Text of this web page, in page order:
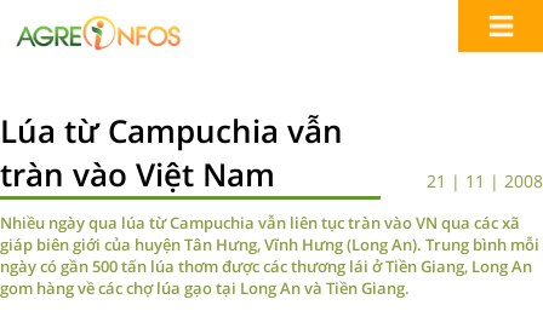
Lúa từ Campuchia vẫn
tràn vào Việt Nam
21 | 11 | 2008
Nhiều ngày qua lúa từ Campuchia vẫn liên tục tràn vào VN qua các xã
giáp biên giới của huyện Tân Hưng, Vĩnh Hưng (Long An). Trung bình mỗi
ngày có gần 500 tấn lúa thơm được các thương lái ở Tiền Giang, Long An
gom hàng về các chợ lúa gạo tại Long An và Tiền Giang.